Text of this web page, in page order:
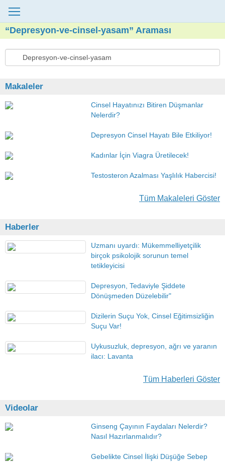
“Depresyon-ve-cinsel-yasam” Araması
Makaleler
Cinsel Hayatınızı Bitiren Düşmanlar
Nelerdir?
Depresyon Cinsel Hayatı Bile Etkiliyor!
Kadınlar İçin Viagra Üretilecek!
Testosteron Azalması Yaşlılık Habercisi!
Tüm Makaleleri Göster
Haberler
Uzmanı uyardı: Mükemmelliyetçilik
birçok psikolojik sorunun temel
tetikleyicisi
Depresyon, Tedaviyle Şiddete
Dönüşmeden Düzelebilir"
Dizilerin Suçu Yok, Cinsel Eğitimsizliğin
Suçu Var!
Uykusuzluk, depresyon, ağrı ve yaranın
ilacı: Lavanta
Tüm Haberleri Göster
Videolar
Ginseng Çayının Faydaları Nelerdir?
Nasıl Hazırlanmalıdır?
Gebelikte Cinsel İlişki Düşüğe Sebep